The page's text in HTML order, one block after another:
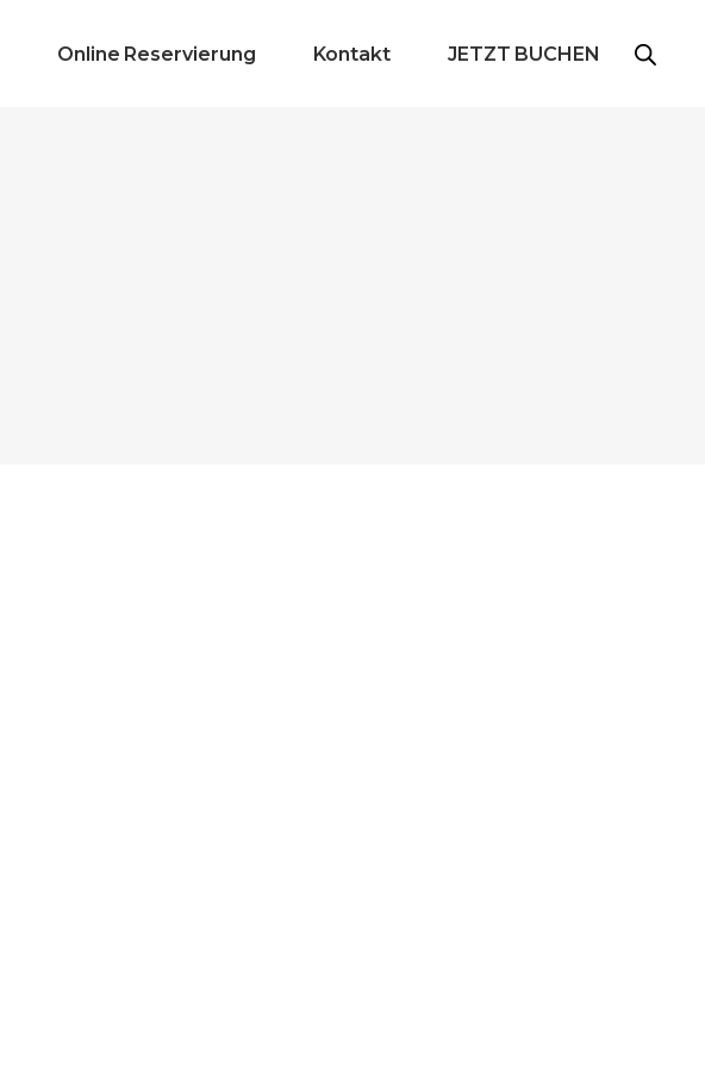
Online Reservierung Kontakt JETZT BUCHEN